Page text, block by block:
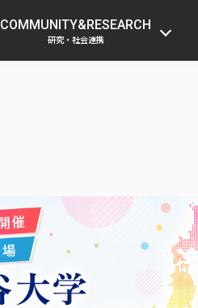
COMMUNITY&RESEARCH
研究・社会連携